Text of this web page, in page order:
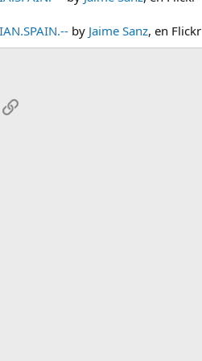
by Jaime Sanz, en Flickr
Enlace